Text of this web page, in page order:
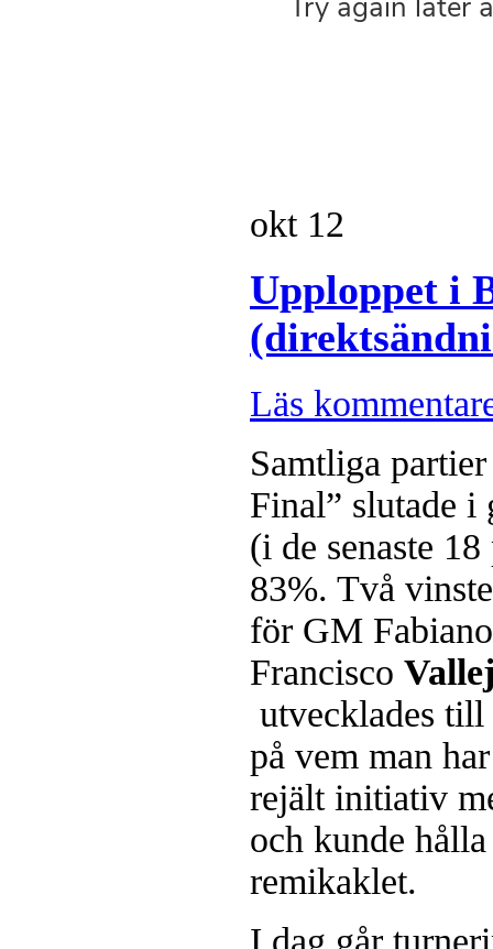
över alla de partierna han
framtida projekt.
arrangeras en parturnering i
Jonas Dahlgren
okt12
Upploppet i
Läs
Samtliga
Final” slutade i
(i de senaste
83%. Två
för GM
Francisco
utvecklades till
på vem man
rejält initiativ
och kunde
remikaklet.